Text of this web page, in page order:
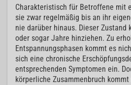
Charakteristisch für Betroffene mit
sie zwar regelmäßig bis an ihr
nie darüber hinaus. Dieser Zustand
oder sogar Jahre hinziehen. Zu
Entspannungsphasen kommt es
sich eine chronische
entsprechenden Symptomen ein.
körperliche Zusammenbruch